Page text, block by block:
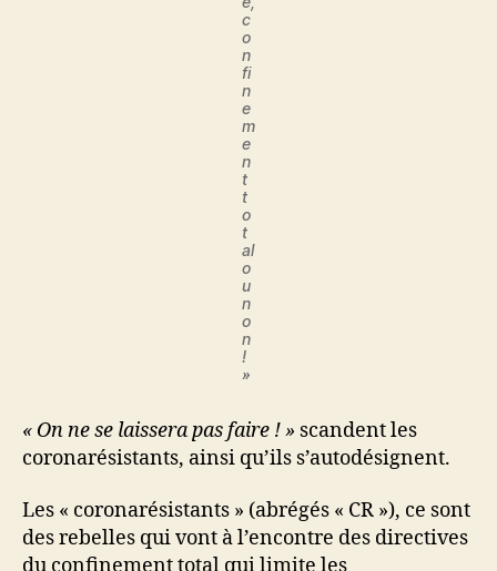
c
o
n
fi
n
e
m
e
n
t
t
o
t
al
o
u
n
o
n
!
»
« On ne se laissera pas faire ! » scandent les
coronarésistants, ainsi qu’ils s’autodésignent.
Les « coronarésistants » (abrégés « CR »), ce sont
des rebelles qui vont à l’encontre des directives